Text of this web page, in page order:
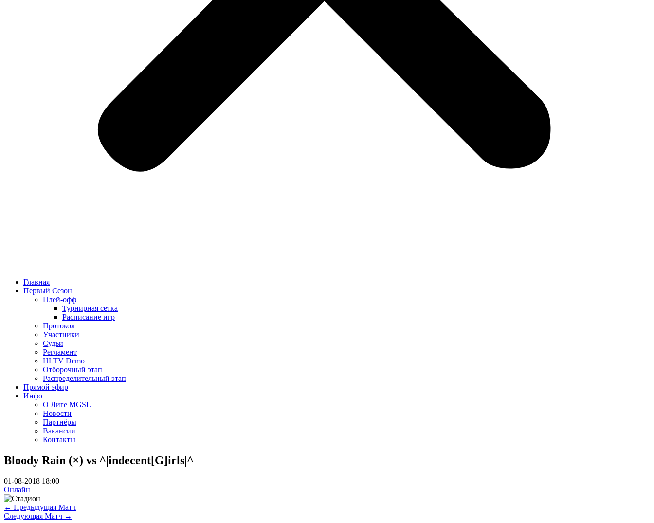
Главная
Первый Сезон
Плей-офф
Турнирная сетка
Расписание игр
Протокол
Участники
Судьи
Регламент
HLTV Demo
Отборочный этап
Распределительный этап
Прямой эфир
Инфо
О Лиге MGSL
Новости
Партнёры
Вакансии
Контакты
Bloody Rain (×) vs ^|indecent[G]irls|^
01-08-2018 18:00
Онлайн
← Предыдущая Матч
Следующая Матч →